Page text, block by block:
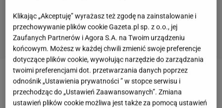
Zobacz wideoSerniczki z patelni. Równie pyszne jak
tradycyjny sernik
Klikając „Akceptuję” wyrażasz też zgodę na zainstalowanie i
przechowywanie plików cookie Gazeta.pl sp. z o.o., jej
Zaufanych Partnerów i Agora S.A. na Twoim urządzeniu
końcowym. Możesz w każdej chwili zmienić swoje preferencje
dotyczące plików cookie, wywołując narzędzie do zarządzania
twoimi preferencjami dot. przetwarzania danych poprzez
odnośnik „Ustawienia prywatności ” w stopce serwisu i
przechodząc do „Ustawień Zaawansowanych”. Zmiana
ustawień plików cookie możliwa jest także za pomocą ustawień